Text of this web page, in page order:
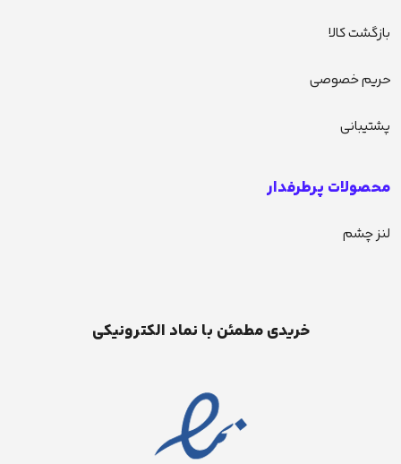
بازگشت کالا
حریم خصوصی
پشتیبانی
محصولات پرطرفدار
لنز چشم
خریدی مطمئن با نماد الکترونیکی